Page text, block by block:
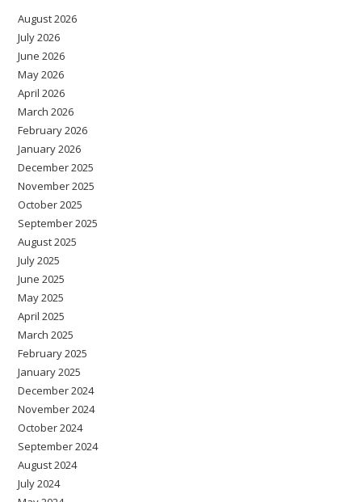
August 2026
July 2026
June 2026
May 2026
April 2026
March 2026
February 2026
January 2026
December 2025
November 2025
October 2025
September 2025
August 2025
July 2025
June 2025
May 2025
April 2025
March 2025
February 2025
January 2025
December 2024
November 2024
October 2024
September 2024
August 2024
July 2024